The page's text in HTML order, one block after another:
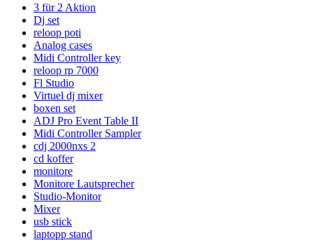
3 für 2 Aktion
Dj set
reloop poti
Analog cases
Midi Controller key
reloop rp 7000
Fl Studio
Virtuel dj mixer
boxen set
ADJ Pro Event Table II
Midi Controller Sampler
cdj 2000nxs 2
cd koffer
monitore
Monitore Lautsprecher
Studio-Monitor
Mixer
usb stick
laptopp stand